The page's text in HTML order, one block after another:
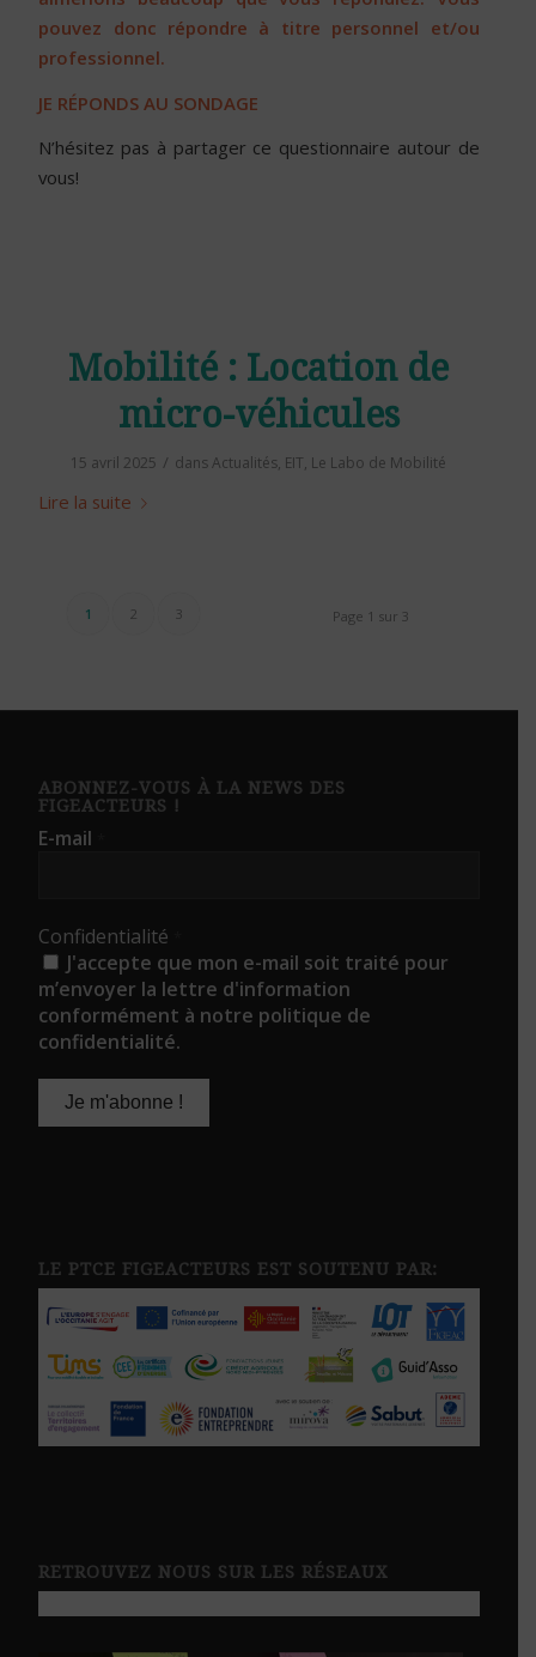
pouvez donc répondre à titre personnel et/ou
professionnel.
JE RÉPONDS AU SONDAGE
N’hésitez pas à partager ce questionnaire autour de
vous!
Mobilité : Location de
micro-véhicules
15 avril 2025 / dansActualités, EIT, Le Labo de Mobilité
Lire la suite
Page 1 sur 3
1 2 3
ABONNEZ-VOUS À LA NEWS DES
FIGEACTEURS !
E-mail
Confidentialité
J'accepte que mon e-mail soit traité pour
m’envoyer la lettre d'information
conformément à notre politique de
confidentialité.
LE PTCE FIGEACTEURS EST SOUTENU PAR:
RETROUVEZ NOUS SUR LES RÉSEAUX